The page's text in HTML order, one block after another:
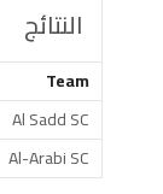
النتائج
Team
Al Sadd SC
Al-Arabi SC